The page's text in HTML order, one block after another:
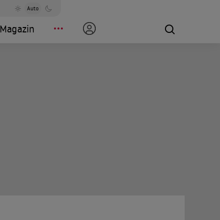
Auto
Magazin